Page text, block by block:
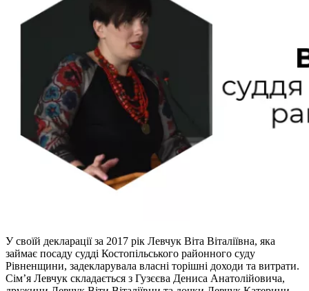
У своїй декларації за 2017 рік Левчук Віта Віталіївна, яка
займає посаду судді Костопільського районного суду
Рівненщини, задекларувала власні торішні доходи та витрати.
Сім’я Левчук складається з Гузєєва Дениса Анатолійовича,